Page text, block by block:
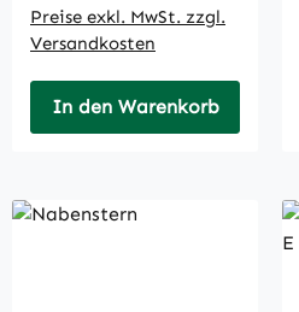
Preise exkl. MwSt. zzgl.
Versandkosten
In den Warenkorb